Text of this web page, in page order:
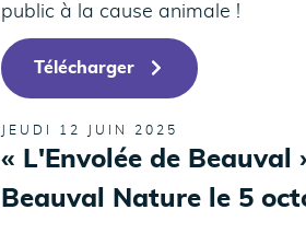
public à la cause animale !
Télécharger
JEUDI 12 JUIN 2025
« L'Envolée de
Beauval Nature le 5